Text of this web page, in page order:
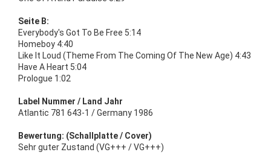
Seite B:
Everybody's Got To Be Free 5:14
Homeboy 4:40
Like It Loud (Theme From The Coming Of The New Age) 4:43
Have A Heart 5:04
Prologue 1:02
Label Nummer / Land Jahr
Atlantic 781 643-1 / Germany 1986
Bewertung: (Schallplatte / Cover)
Sehr guter Zustand (VG+++ / VG+++)